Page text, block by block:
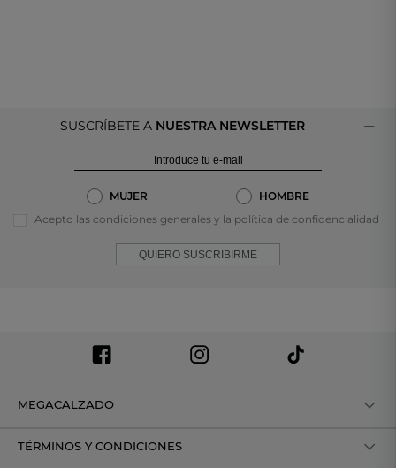
SUSCRÍBETE A NUESTRA NEWSLETTER
MUJER
HOMBRE
Acepto las condiciones generales y la política de confidencialidad
QUIERO SUSCRIBIRME
MEGACALZADO
TÉRMINOS Y CONDICIONES